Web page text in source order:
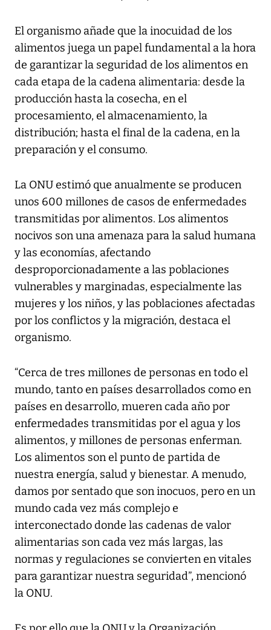
El organismo añade que la inocuidad de los
alimentos juega un papel fundamental a la hora
de garantizar la seguridad de los alimentos en
cada etapa de la cadena alimentaria: desde la
producción hasta la cosecha, en el
procesamiento, el almacenamiento, la
distribución; hasta el final de la cadena, en la
preparación y el consumo.
La ONU estimó que anualmente se producen
unos 600 millones de casos de enfermedades
transmitidas por alimentos. Los alimentos
nocivos son una amenaza para la salud humana
y las economías, afectando
desproporcionadamente a las poblaciones
vulnerables y marginadas, especialmente las
mujeres y los niños, y las poblaciones afectadas
por los conflictos y la migración, destaca el
organismo.
“Cerca de tres millones de personas en todo el
mundo, tanto en países desarrollados como en
países en desarrollo, mueren cada año por
enfermedades transmitidas por el agua y los
alimentos, y millones de personas enferman.
Los alimentos son el punto de partida de
nuestra energía, salud y bienestar. A menudo,
damos por sentado que son inocuos, pero en un
mundo cada vez más complejo e
interconectado donde las cadenas de valor
alimentarias son cada vez más largas, las
normas y regulaciones se convierten en vitales
para garantizar nuestra seguridad”, mencionó
la ONU.